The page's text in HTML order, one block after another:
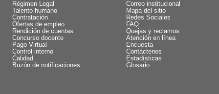
Régimen Legal
Talento humano
Contratación
Ofertas de empleo
Rendición de cuentas
Concurso docente
Pago Virtual
Control interno
Calidad
Buzón de notificaciones
Correo institucional
Mapa del sitio
Redes Sociales
FAQ
Quejas y reclamos
Atención en línea
Encuesta
Contáctenos
Estadísticas
Glosario